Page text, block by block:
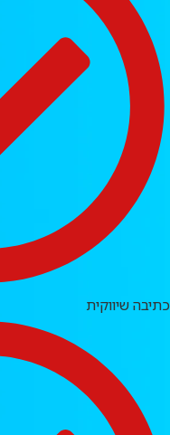
כתיבה שיווקית